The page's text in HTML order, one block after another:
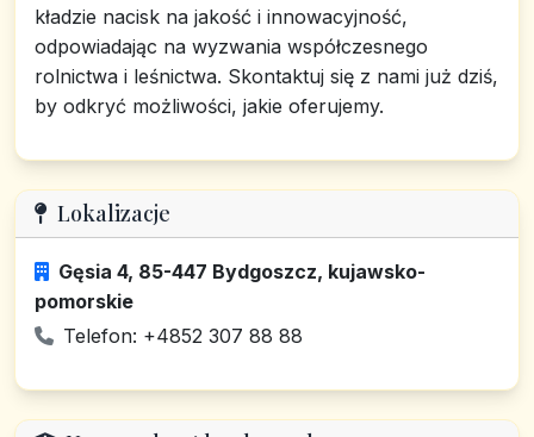
kładzie nacisk na jakość i innowacyjność,
odpowiadając na wyzwania współczesnego
rolnictwa i leśnictwa. Skontaktuj się z nami już dziś,
by odkryć możliwości, jakie oferujemy.
Lokalizacje
Gęsia 4, 85-447 Bydgoszcz, kujawsko-
pomorskie
Telefon: +4852 307 88 88